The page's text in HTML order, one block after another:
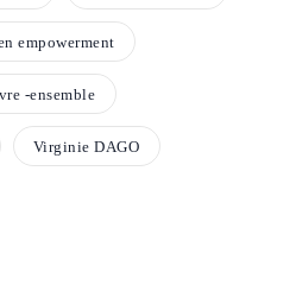
empowerment
-ensemble
Virginie DAGO